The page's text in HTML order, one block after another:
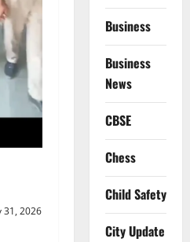
31, 2026
Business
Business
News
CBSE
Chess
Child Safety
City Update